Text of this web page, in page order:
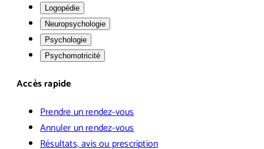
Logopédie
Neuropsychologie
Psychologie
Psychomotricité
Accès rapide
Prendre un rendez-vous
Annuler un rendez-vous
Résultats, avis ou prescription